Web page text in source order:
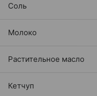
Соль
Молоко
Растительное масло
Кетчуп